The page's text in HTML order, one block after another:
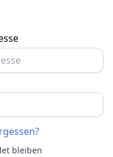
bleiben